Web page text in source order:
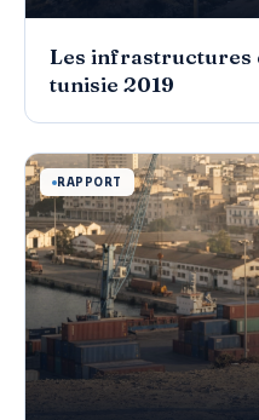
Les infrastructures
tunisie 2019
RAPPORT